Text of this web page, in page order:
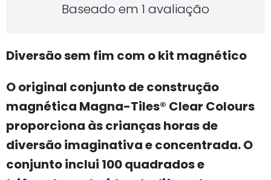
Baseado em 1 avaliação
Diversão sem fim com o kit magnético
O original conjunto de construção
magnética Magna-Tiles® Clear Colours
proporciona às crianças horas de
diversão imaginativa e concentrada. O
conjunto inclui 100 quadrados e